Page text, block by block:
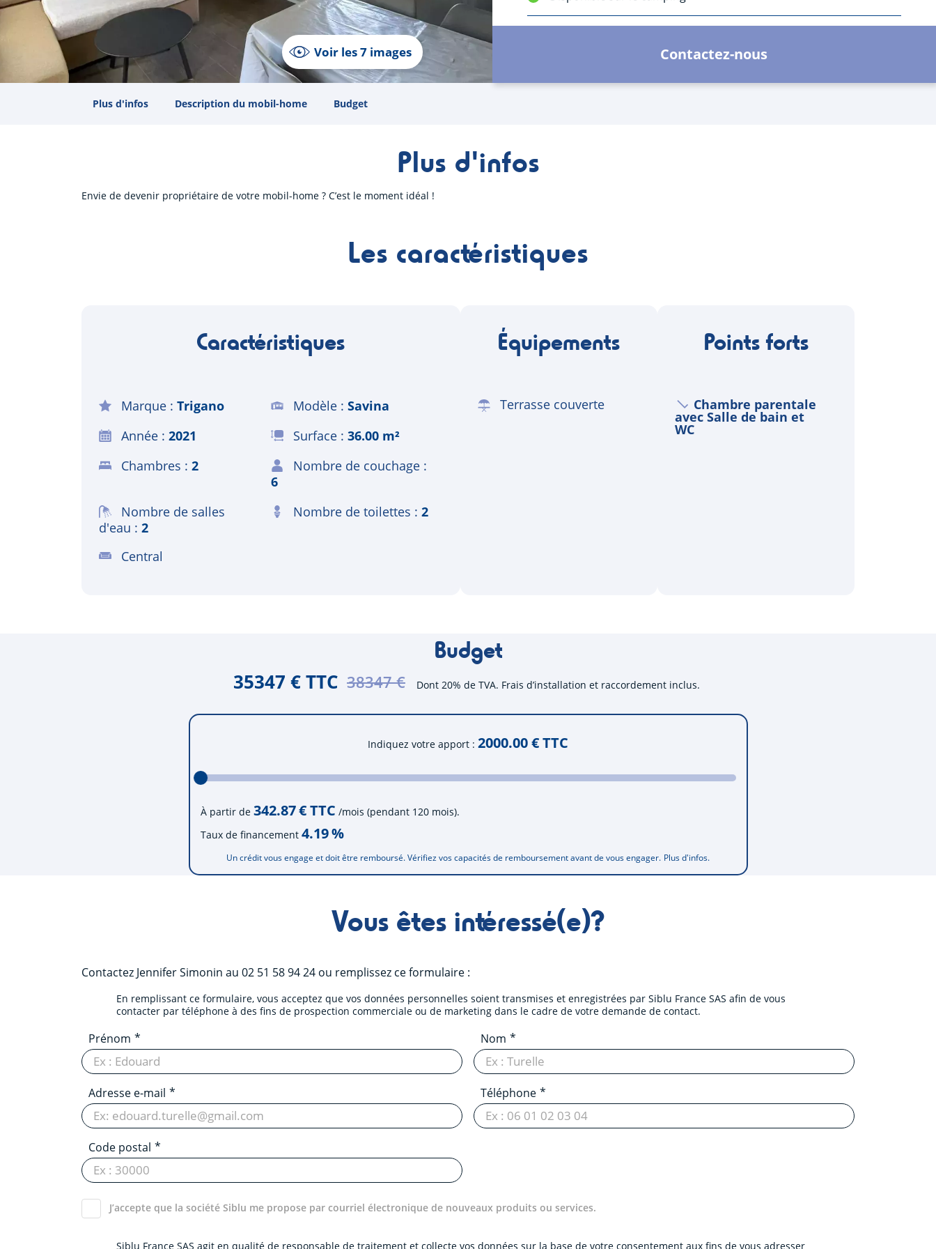
Voir les 7 images Contactez-nous
Plus d'infos Description du mobil-home Budget
Plus d'infos
Envie de devenir propriétaire de votre mobil-home ? C’est le moment idéal !
Les caractéristiques
Caractéristiques
Marque Trigano Modèle
Savina
Année
2021 Surface
36.00 m²
Chambres
2
Nombre de couchage
6
Nombre de salles
d'eau
2
Nombre de toilettes 2
Central
Équipements
Terrasse couverte
Points forts
Chambre parentale
avec Salle de bain et
WC
Budget
35347 € TTC 38347 € Dont 20% de TVA. Frais d’installation et raccordement inclus.
Indiquez votre apport 2000.00€ TTC
À partir de 342.87€ TTC /mois (pendant 120 mois).
Taux de financement 4.19%
Un crédit vous engage et doit être remboursé. Vérifiez vos capacités de remboursement avant de vous engager. Plus d'infos.
Vous êtes intéressé(e)?
Contactez Jennifer Simonin au 02 51 58 94 24 ou remplissez ce formulaire :
En remplissant ce formulaire, vous acceptez que vos données personnelles soient transmises et enregistrées par Siblu France SAS afin de vous
contacter par téléphone à des fins de prospection commerciale ou de marketing dans le cadre de votre demande de contact.
Prénom Nom
Adresse e-mail Téléphone
Code postal
J’accepte que la société Siblu me propose par courriel électronique de nouveaux produits ou services.
Siblu France SAS agit en qualité de responsable de traitement et collecte vos données sur la base de votre consentement aux fins de vous adresser